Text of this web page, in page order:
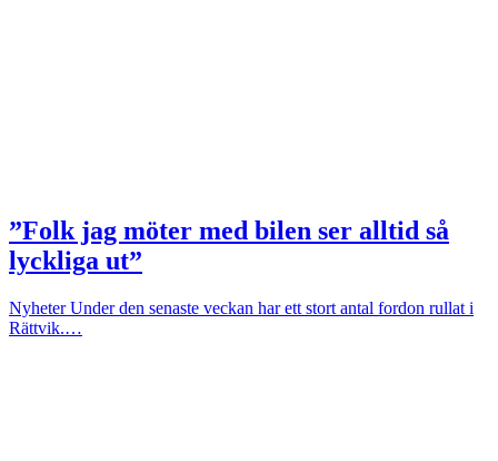
”Folk jag möter med bilen ser alltid så
lyckliga ut”
Nyheter Under den senaste veckan har ett stort antal fordon rullat i
Rättvik.…